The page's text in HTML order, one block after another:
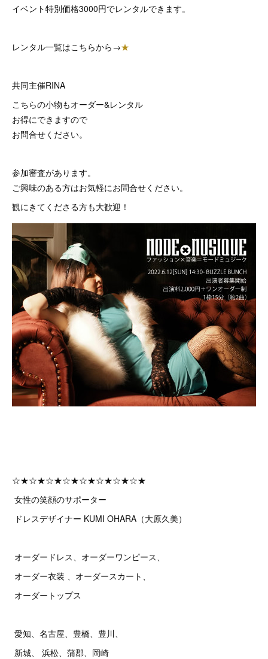
イベント特別価格3000円でレンタルできます。
レンタル一覧はこちらから→★
共同主催RINA
こちらの小物もオーダー&レンタル
お得にできますので
お問合せください。
参加審査があります。
ご興味のある方はお気軽にお問合せください。
観にきてくださる方も大歓迎！
☆★☆★☆★☆★☆★☆★☆★☆★
女性の笑顔のサポーター
ドレスデザイナー KUMI OHARA（大原久美）
オーダードレス、オーダーワンピース、
オーダー衣装 、オーダースカート、
オーダートップス
愛知、名古屋、豊橋、豊川、
新城、 浜松、蒲郡、岡崎